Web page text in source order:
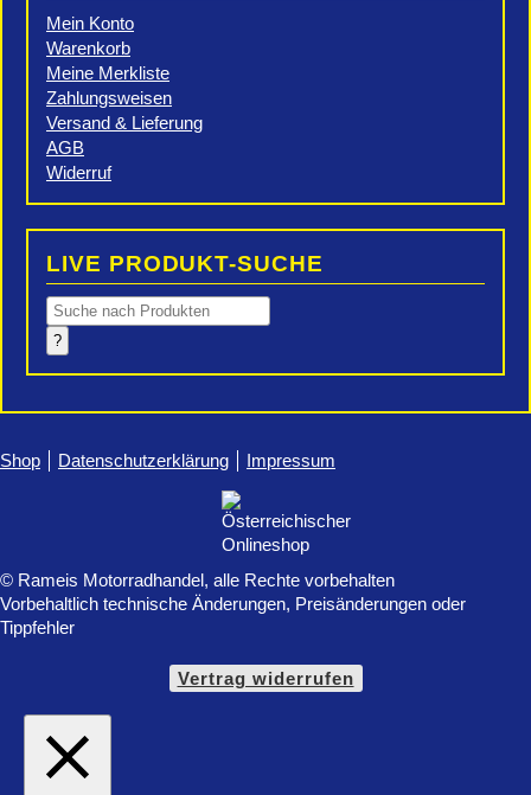
Mein Konto
Warenkorb
Meine Merkliste
Zahlungsweisen
Versand & Lieferung
AGB
Widerruf
LIVE PRODUKT-SUCHE
Products
search
?
Shop Datenschutzerklärung Impressum
© Rameis Motorradhandel, alle Rechte vorbehalten
Vorbehaltlich technische Änderungen, Preisänderungen oder
Tippfehler
Vertrag widerrufen